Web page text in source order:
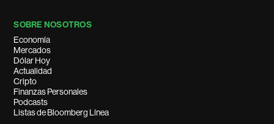
SOBRE NOSOTROS
Economía
Mercados
Dólar Hoy
Actualidad
Cripto
Finanzas Personales
Podcasts
Listas de Bloomberg Línea